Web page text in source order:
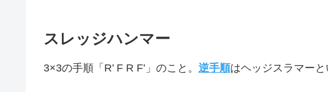
スレッジハンマー
3×3の手順「R’ F R F’」のこと。 逆手順はヘッジスラマーと